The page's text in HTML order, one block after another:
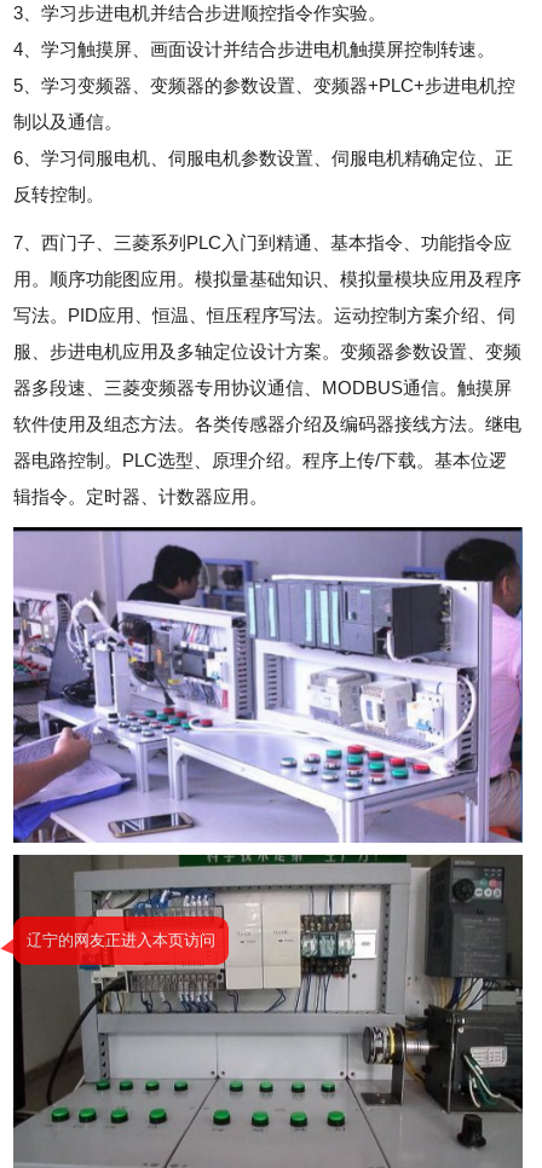
3、学习步进电机并结合步进顺控指令作实验。
4、学习触摸屏、画面设计并结合步进电机触摸屏控制转速。
5、学习变频器、变频器的参数设置、变频器+PLC+步进电机控
制以及通信。
6、学习伺服电机、伺服电机参数设置、伺服电机精确定位、正
反转控制。
7、西门子、三菱系列PLC入门到精通、基本指令、功能指令应
用。顺序功能图应用。模拟量基础知识、模拟量模块应用及程序
写法。PID应用、恒温、恒压程序写法。运动控制方案介绍、伺
服、步进电机应用及多轴定位设计方案。变频器参数设置、变频
器多段速、三菱变频器专用协议通信、MODBUS通信。触摸屏
软件使用及组态方法。各类传感器介绍及编码器接线方法。继电
器电路控制。PLC选型、原理介绍。程序上传/下载。基本位逻
辑指令。定时器、计数器应用。